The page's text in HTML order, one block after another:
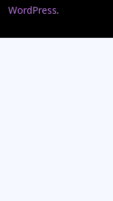
WordPress.